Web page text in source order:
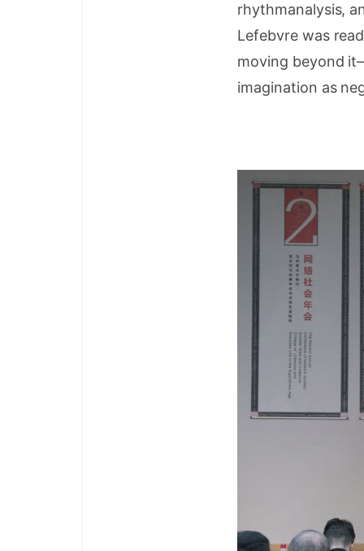
rhythmanalysis,
Lefebvre was
moving beyond
imagination as